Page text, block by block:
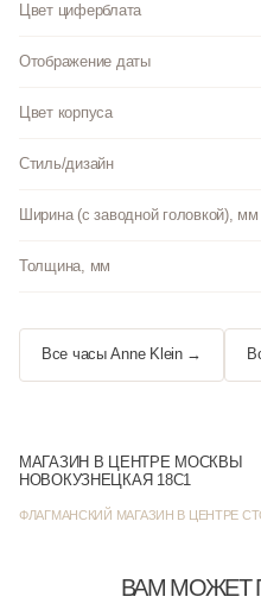
Цвет циферблата
Отображение даты
Цвет корпуса
Стиль/дизайн
Ширина (с заводной головкой), мм
Толщина, мм
Все часы Anne Klein →
МАГАЗИН В ЦЕНТРЕ МОСКВЫ
НОВОКУЗНЕЦКАЯ 18С1
ФЛАГМАНСКИЙ МАГАЗИН В ЦЕНТРЕ
ВАМ МОЖЕТ